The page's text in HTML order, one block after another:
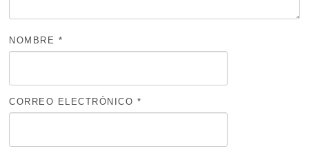
NOMBRE *
CORREO ELECTRÓNICO *